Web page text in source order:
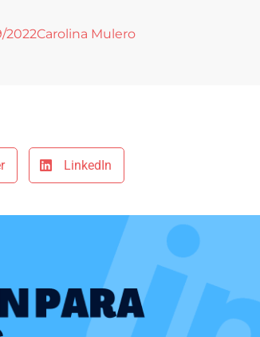
2022Carolina Mulero
LinkedIn